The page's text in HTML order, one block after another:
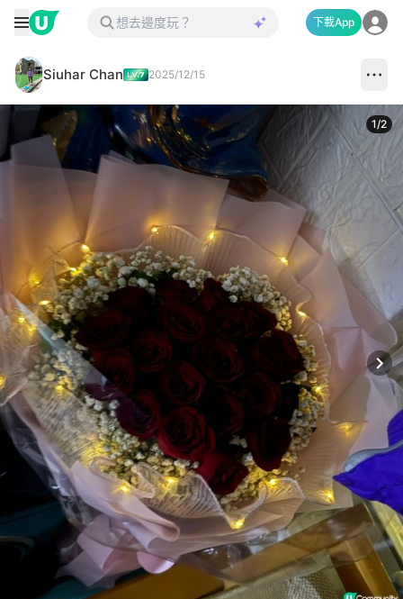
下載App
Siuhar Chan 2025/12/15
1/2